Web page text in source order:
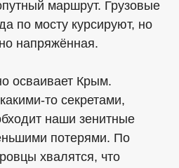
маршрут. Грузовые
по мосту курсируют, но
напряжённая.
осваивает Крым.
то секретами,
наши зенитные
потерями. По
хвалятся, что